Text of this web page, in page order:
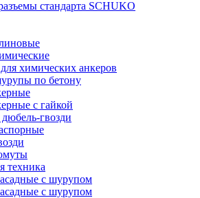
стандарта SCHUKO
химических анкеров
по бетону
с гайкой
гвозди
техника
с шурупом
с шурупом